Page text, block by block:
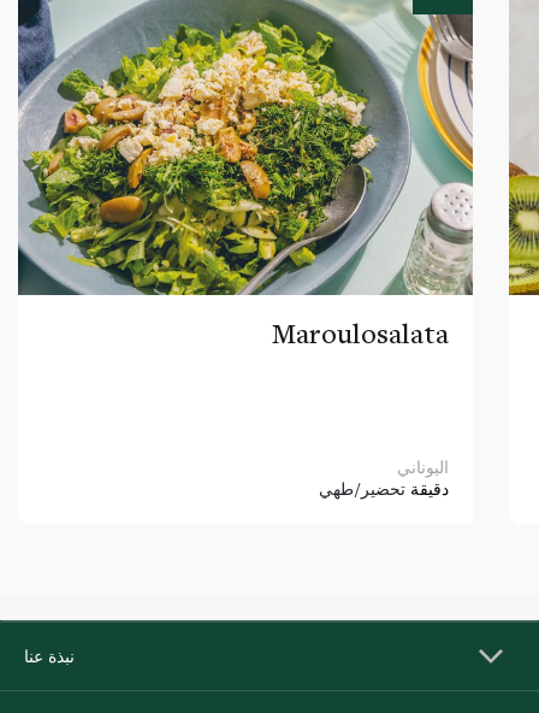
Maroulosalata
اليوناني
دقيقة تحضير/طهي
نبذة عنا